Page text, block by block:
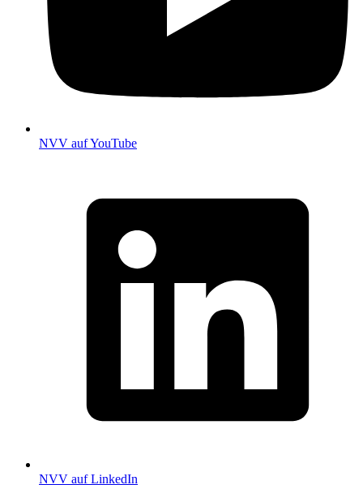
NVV auf YouTube
NVV auf LinkedIn